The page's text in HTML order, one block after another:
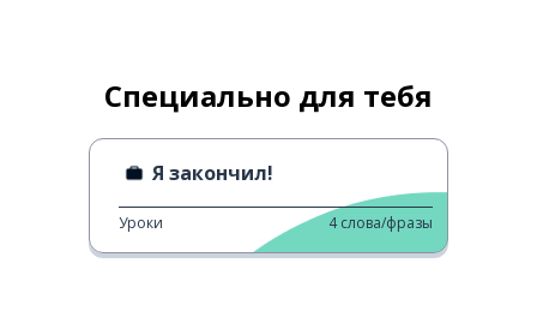
Специально для тебя
Я закончил!
Уроки 4 слова/фразы